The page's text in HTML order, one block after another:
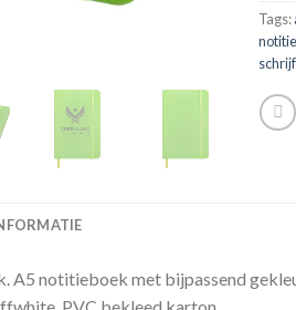
Tags:
A5 notitieboek met bijpassend
PVC bekleed karton.